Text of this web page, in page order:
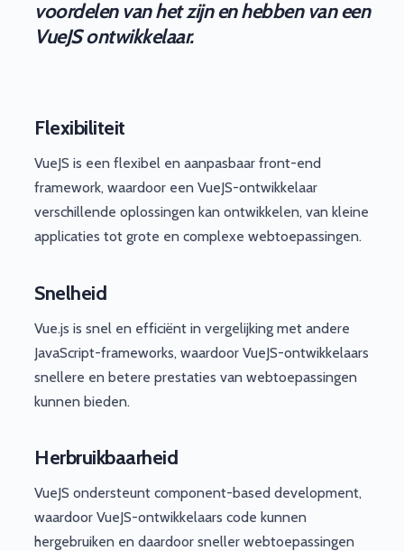
voordelen van het zijn en hebben van een
VueJS ontwikkelaar.
Flexibiliteit
VueJS is een flexibel en aanpasbaar front-end
framework, waardoor een VueJS-ontwikkelaar
verschillende oplossingen kan ontwikkelen, van kleine
applicaties tot grote en complexe webtoepassingen.
Snelheid
Vue.js is snel en efficiënt in vergelijking met andere
JavaScript-frameworks, waardoor VueJS-ontwikkelaars
snellere en betere prestaties van webtoepassingen
kunnen bieden.
Herbruikbaarheid
VueJS ondersteunt component-based development,
waardoor VueJS-ontwikkelaars code kunnen
hergebruiken en daardoor sneller webtoepassingen